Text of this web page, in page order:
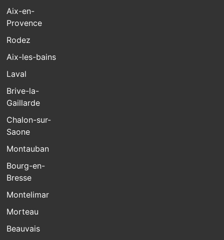
Aix-en-
Provence
Rodez
Aix-les-bains
Laval
Brive-la-
Gaillarde
Chalon-sur-
Saone
Montauban
Bourg-en-
Bresse
Montelimar
Morteau
Beauvais